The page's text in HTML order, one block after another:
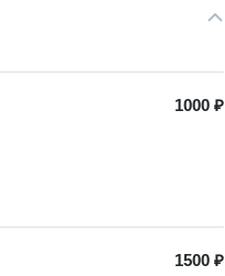
1000 ₽
1500 ₽